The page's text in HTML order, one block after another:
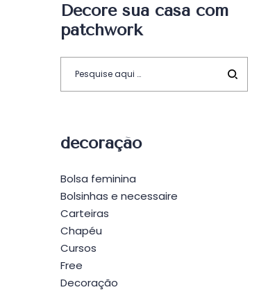
Decore sua casa com
patchwork
decoração
Bolsa feminina
Bolsinhas e necessaire
Carteiras
Chapéu
Cursos
Free
Decoração